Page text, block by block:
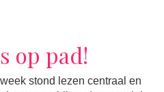
op pad!
stond lezen centraal en